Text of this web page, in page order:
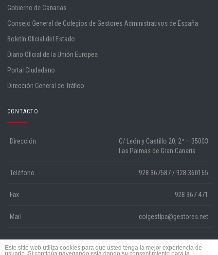
Gobierno de Canarias
Consejo General de Colegios de Gestores Administrativos de España
Boletín Oficial del Estado
Diario Oficial de la Unión Europea
Portal Ciudadano
Dirección General de Tráfico
CONTACTO
Dirección
C/ León y Castillo 20, 2º – 35003
Las Palmas de Gran Canaria
Teléfono 928 367587 / 928 360165
Fax 928 367 471
Mail colgestlpa@gestores.net
© 2015 Colegio Oficial de Gestores Administrativos de Las Palmas. Desarrollado
Este sitio web utiliza cookies para que usted tenga la mejor experiencia de
usuario. Si continúa navegando está dando su consentimiento para la